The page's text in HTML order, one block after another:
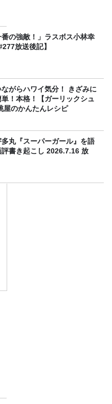
の強敵！」ラスボス小林幸
放送後記】
がらハワイ気分！ きざみに
！本格！【ガーリックシュ
屋のかんたんレシピ
多丸『スーパーガール』を語
評書き起こし 2026.7.16 放